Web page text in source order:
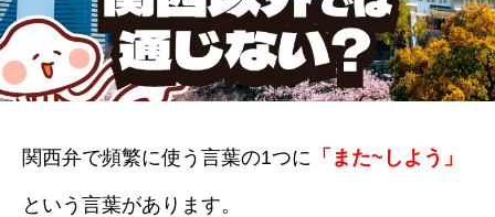
関西弁で頻繁に使う言葉の1つに 「また~しよう」
という言葉があります。